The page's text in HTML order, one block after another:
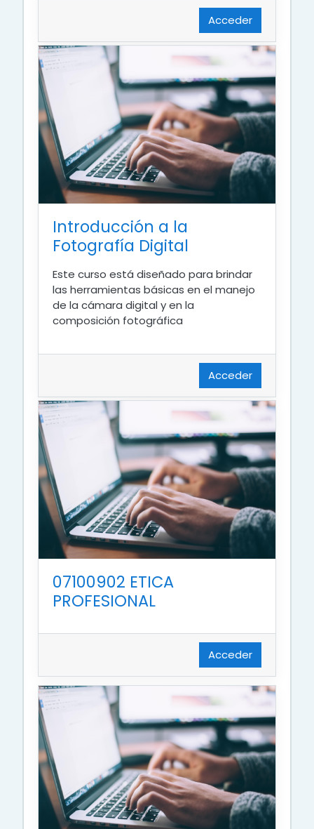
Acceder
Introducción a la
Fotografía Digital
Este curso está diseñado para brindar
las herramientas básicas en el manejo
de la cámara digital y en la
composición fotográfica
Acceder
07100902 ETICA
PROFESIONAL
Acceder